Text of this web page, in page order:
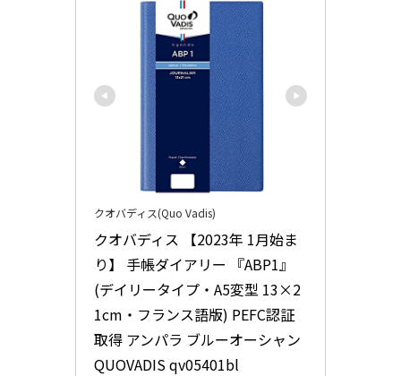
クオバディス(Quo Vadis)
クオバディス 【2023年 1月始ま
り】 手帳ダイアリー 『ABP1』
(デイリータイプ・A5変型 13×2
1cm・フランス語版) PEFC認証
取得 アンパラ ブルーオーシャン
QUOVADIS qv05401bl